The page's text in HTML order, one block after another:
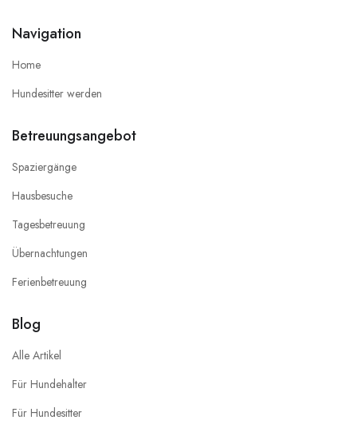
Navigation
Home
Hundesitter werden
Betreuungsangebot
Spaziergänge
Hausbesuche
Tagesbetreuung
Übernachtungen
Ferienbetreuung
Blog
Alle Artikel
Für Hundehalter
Für Hundesitter